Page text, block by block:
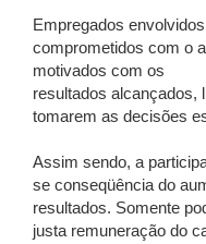
Empregados
comprometidos com o
motivados com os
resultados alcançados,
tomarem as decisões
Assim sendo, a
se conseqüência do
resultados. Somente
justa remuneração do